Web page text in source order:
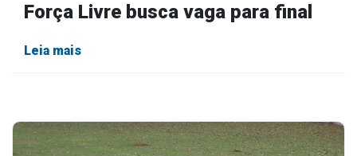
Força Livre busca vaga para final
Leia mais